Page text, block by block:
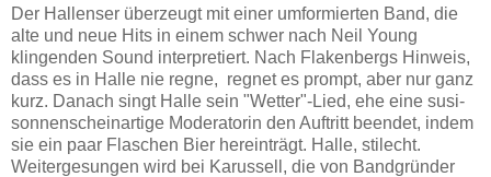
Der Hallenser überzeugt mit einer umformierten Band, die
alte und neue Hits in einem schwer nach Neil Young
klingenden Sound interpretiert. Nach Flakenbergs Hinweis,
dass es in Halle nie regne, regnet es prompt, aber nur ganz
kurz. Danach singt Halle sein "Wetter"-Lied, ehe eine susi-
sonnenscheinartige Moderatorin den Auftritt beendet, indem
sie ein paar Flaschen Bier hereinträgt. Halle, stilecht.
Weitergesungen wird bei Karussell, die von Bandgründer